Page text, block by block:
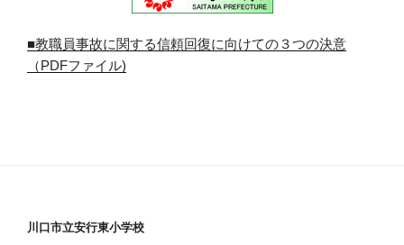
■教職員事故に関する信頼回復に向けての３つの決意
（PDFファイル)
川口市立安行東小学校